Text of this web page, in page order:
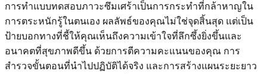
การทำแบบทดสอบภาวะซึมเศร้าเป็นการกระทำที่กล้าหาญใน
การตระหนักรู้ในตนเอง ผลลัพธ์ของคุณไม่ใช่จุดสิ้นสุด แต่เป็น
ป้ายบอกทางที่ชี้ให้คุณเห็นถึงความเข้าใจที่ลึกซึ้งยิ่งขึ้นและ
อนาคตที่สุขภาพดีขึ้น ด้วยการตีความคะแนนของคุณ การ
สำรวจขั้นตอนที่นำไปปฏิบัติได้จริง และการสร้างแผนระยะยาว